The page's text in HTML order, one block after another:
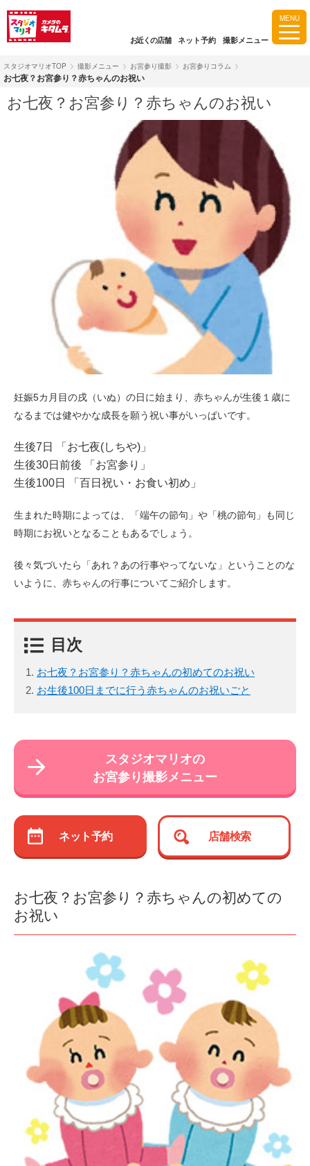
MENU
お近くの店舗 ネット予約 撮影メニュー
スタジオマリオTOP 撮影メニュー お宮参り撮影 お宮参りコラム
お七夜？お宮参り？赤ちゃんのお祝い
お七夜？お宮参り？赤ちゃんのお祝い
妊娠5カ月目の戌（いぬ）の日に始まり、赤ちゃんが生後１歳に
なるまでは健やかな成長を願う祝い事がいっぱいです。
生後7日 「お七夜(しちや)」
生後30日前後 「お宮参り」
生後100日 「百日祝い・お食い初め」
生まれた時期によっては、「端午の節句」や「桃の節句」も同じ
時期にお祝いとなることもあるでしょう。
後々気づいたら「あれ？あの行事やってないな」ということのな
いように、赤ちゃんの行事についてご紹介します。
目次
お七夜？お宮参り？赤ちゃんの初めてのお祝い
お生後100日までに行う赤ちゃんのお祝いごと
スタジオマリオの
お宮参り撮影メニュー
ネット予約 店舗検索
お七夜？お宮参り？赤ちゃんの初めての
お祝い